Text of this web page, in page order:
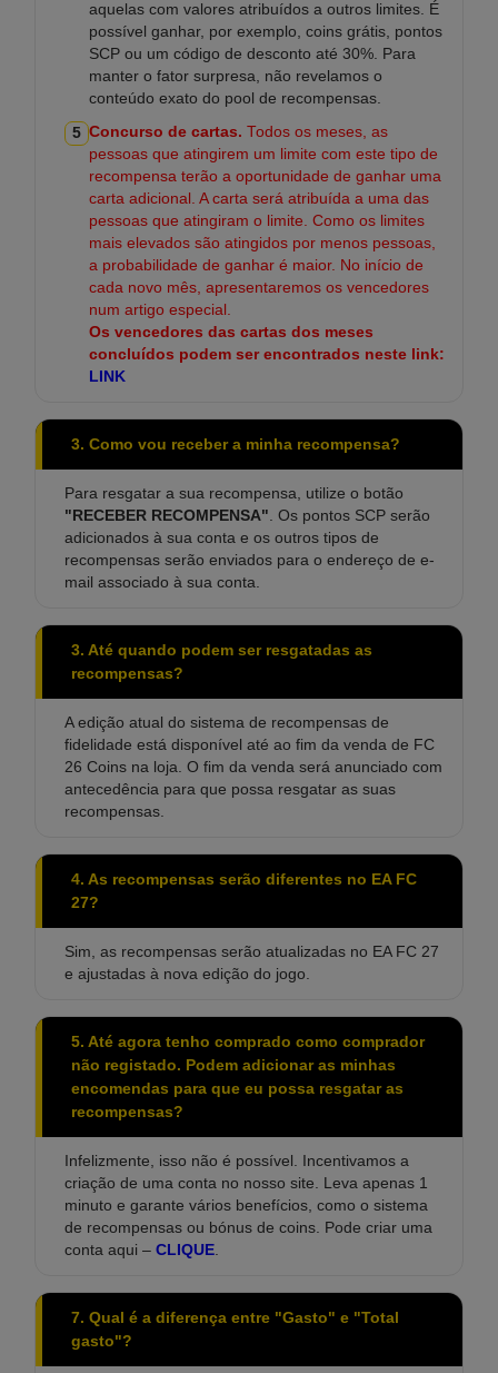
aquelas com valores atribuídos a outros limites. É
possível ganhar, por exemplo, coins grátis, pontos
SCP ou um código de desconto até 30%. Para
manter o fator surpresa, não revelamos o
conteúdo exato do pool de recompensas.
5 Concurso de cartas. Todos os meses, as
pessoas que atingirem um limite com este tipo de
recompensa terão a oportunidade de ganhar uma
carta adicional. A carta será atribuída a uma das
pessoas que atingiram o limite. Como os limites
mais elevados são atingidos por menos pessoas,
a probabilidade de ganhar é maior. No início de
cada novo mês, apresentaremos os vencedores
num artigo especial.
Os vencedores das cartas dos meses
concluídos podem ser encontrados neste link:
LINK
3. Como vou receber a minha recompensa?
Para resgatar a sua recompensa, utilize o botão
"RECEBER RECOMPENSA". Os pontos SCP serão
adicionados à sua conta e os outros tipos de
recompensas serão enviados para o endereço de e-
mail associado à sua conta.
3. Até quando podem ser resgatadas as
recompensas?
A edição atual do sistema de recompensas de
fidelidade está disponível até ao fim da venda de FC
26 Coins na loja. O fim da venda será anunciado com
antecedência para que possa resgatar as suas
recompensas.
4. As recompensas serão diferentes no EA FC
27?
Sim, as recompensas serão atualizadas no EA FC 27
e ajustadas à nova edição do jogo.
5. Até agora tenho comprado como comprador
não registado. Podem adicionar as minhas
encomendas para que eu possa resgatar as
recompensas?
Infelizmente, isso não é possível. Incentivamos a
criação de uma conta no nosso site. Leva apenas 1
minuto e garante vários benefícios, como o sistema
de recompensas ou bónus de coins. Pode criar uma
conta aqui – CLIQUE.
7. Qual é a diferença entre "Gasto" e "Total
gasto"?